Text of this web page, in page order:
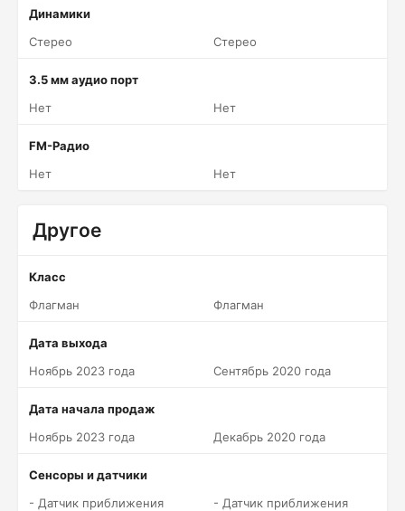
Динамики
Стерео
Стерео
3.5 мм аудио порт
Нет
Нет
FM-Радио
Нет
Нет
Другое
Класс
Флагман
Флагман
Дата выхода
Ноябрь 2023 года
Сентябрь 2020 года
Дата начала продаж
Ноябрь 2023 года
Декабрь 2020 года
Сенсоры и датчики
- Датчик приближения
- Датчик приближения